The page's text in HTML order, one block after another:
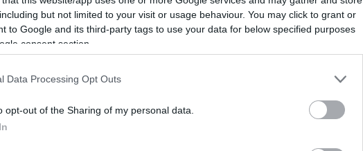
but not limited to your visit or usage behaviour. You may click to grant or
to Google and its third-party tags to use your data for below specified purposes
consent section.
Data Processing Opt Outs
opt-out of the Sharing of my personal data.
/ magyarepitok.hu
dolgozhatnak
munkavégzést vállalnak, ami pl. a nyári
akár több is lehet. A LATEREX
mellett mindezért havi nettó 160 ezer forint